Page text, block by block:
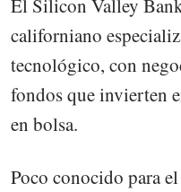
El Silicon Valley
californiano
tecnológico, con
fondos que invierten
en bolsa.
Poco conocido para